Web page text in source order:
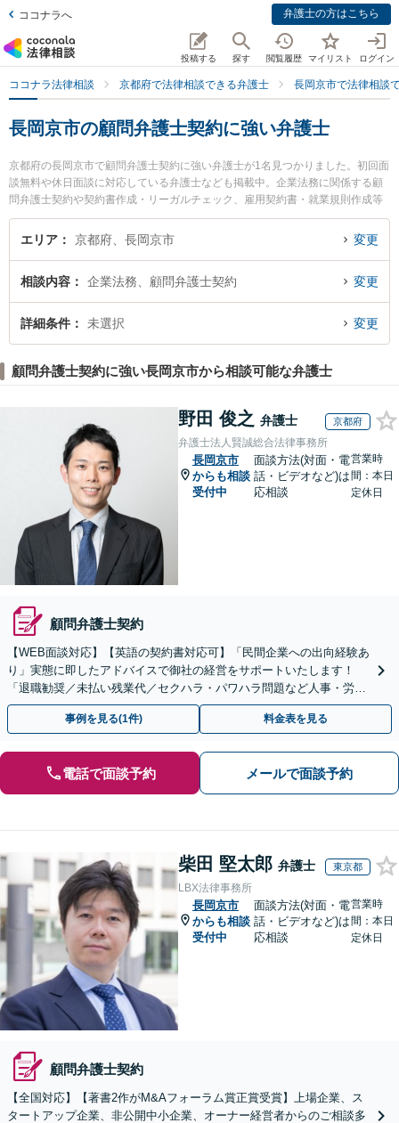
ココナラへ 弁護士の方はこちら
投稿する 探す 閲覧履歴 マイリスト ログイン
ココナラ法律相談 京都府で法律相談できる弁護士 長岡京市で法律相談
長岡京市の顧問弁護士契約に強い弁護士
京都府の長岡京市で顧問弁護士契約に強い弁護士が1名見つかりました。初回面
談無料や休日面談に対応している弁護士なども掲載中。企業法務に関係する顧
問弁護士契約や契約書作成・リーガルチェック、雇用契約書・就業規則作成等
の細かな分野での絞り込み検索もでき便利です。特に古屋法律事務所の古屋 岳
弁護士のプロフィール情報や弁護士費用、強みなどが注目されています。『長
索したい』『初回相談無料で顧問弁護士契約を法律相談できる長岡京市内の弁
護士に相談予約したい』などでお困りの相談者さんにおすすめです。
エリア 京都府、長岡京市 変更
相談内容 企業法務、顧問弁護士契約 変更
詳細条件 未選択 変更
顧問弁護士契約に強い長岡京市から相談可能な弁護士
野田 俊之 弁護士 京都府
弁護士法人賢誠総合法律事務所
長岡京市
からも相談
受付中
面談方法(対面・電
話・ビデオなど)は
応相談
営業時
間：本日
定休日
顧問弁護士契約
【WEB面談対応】【英語の契約書対応可】「民間企業への出向経験あ
り」実態に即したアドバイスで御社の経営をサポートいたします！
「退職勧奨／未払い残業代／セクハラ・パワハラ問題など人事・労務
の対応も可能」【休日・夜間相談可】
事例を見る(1件) 料金表を見る
電話で面談予約 メールで面談予約
柴田 堅太郎 弁護士 東京都
LBX法律事務所
長岡京市
からも相談
受付中
面談方法(対面・電
話・ビデオなど)は
応相談
営業時
間：本日
定休日
顧問弁護士契約
【全国対応】【著書2作がM&Aフォーラム賞正賞受賞】上場企業、ス
タートアップ企業、非公開中小企業、オーナー経営者からのご相談多